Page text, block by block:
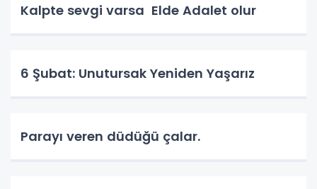
Kalpte sevgi varsa Elde Adalet olur
6 Şubat: Unutursak Yeniden Yaşarız
Parayı veren düdüğü çalar.